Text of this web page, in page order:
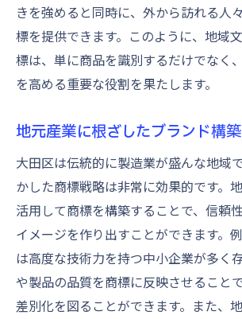
きを強めると同時に、外から訪れる人
標を提供できます。このように、地域
標は、単に商品を識別するだけでなく
を高める重要な役割を果たします。
地元産業に根ざしたブランド構
大田区は伝統的に製造業が盛んな地域
かした商標戦略は非常に効果的です。
活用して商標を構築することで、信頼
イメージを作り出すことができます。
は高度な技術力を持つ中小企業が多く
や製品の品質を商標に反映させること
差別化を図ることができます。また、